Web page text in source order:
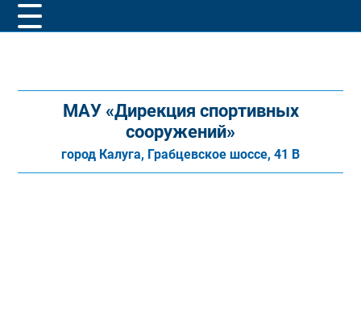
МАУ «Дирекция спортивных
сооружений»
город Калуга, Грабцевское шоссе, 41 В